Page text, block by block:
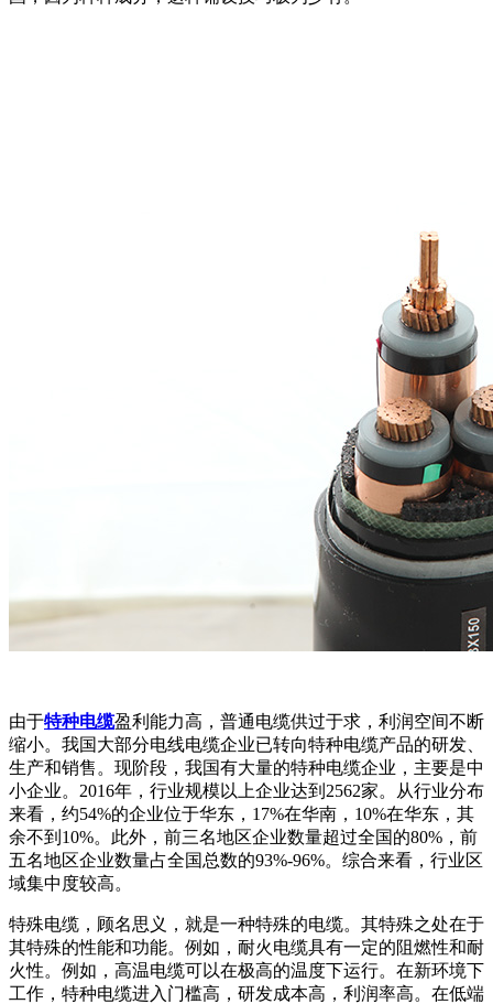
由于特种电缆盈利能力高，普通电缆供过于求，利润空间不断
缩小。我国大部分电线电缆企业已转向特种电缆产品的研发、
生产和销售。现阶段，我国有大量的特种电缆企业，主要是中
小企业。2016年，行业规模以上企业达到2562家。从行业分布
来看，约54%的企业位于华东，17%在华南，10%在华东，其
余不到10%。此外，前三名地区企业数量超过全国的80%，前
五名地区企业数量占全国总数的93%-96%。综合来看，行业区
域集中度较高。
特殊电缆，顾名思义，就是一种特殊的电缆。其特殊之处在于
其特殊的性能和功能。例如，耐火电缆具有一定的阻燃性和耐
火性。例如，高温电缆可以在极高的温度下运行。在新环境下
工作，特种电缆进入门槛高，研发成本高，利润率高。在低端